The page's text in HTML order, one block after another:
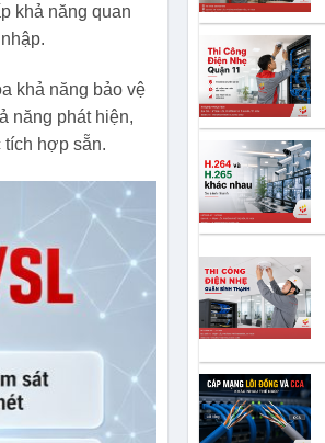
khả năng quan
khả năng bảo vệ
năng phát hiện,
hợp sẵn.